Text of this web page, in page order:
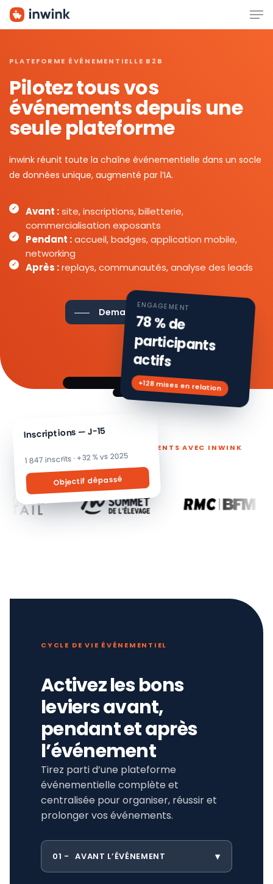
Skip
PLATEFORME ÉVÉNEMENTIELLE B2B
Pilotez tous vos
événements depuis une
seule plateforme
inwink réunit toute la chaîne événementielle dans un socle
de données unique, augmenté par l’IA.
Avant :site, inscriptions, billetterie,
commercialisation exposants
Pendant :accueil, badges, application mobile,
networking
Après :replays, communautés, analyse des leads
Demander une démo
Inscriptions — J-15
1 847 inscrits · +32 % vs 2025
Objectif dépassé
ENGAGEMENT
78 % de
participants
actifs
+128 mises en relation
ILS PILOTENT LEURS ÉVÉNEMENTS AVEC INWINK
CYCLE DE VIE ÉVÉNEMENTIEL
Activez les bons
leviers avant,
pendant et après
l’événement
Tirez parti d’une plateforme
événementielle complète et
centralisée pour organiser, réussir et
prolonger vos événements.
01 AVANT L’ÉVÉNEMENT